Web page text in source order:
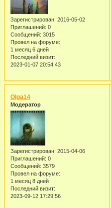
Зарегистрирован: 2016-05-02
Приглашений: 0
Сообщений: 3015
Провел на форуме:
1 месяц 6 дней
Последний визит:
2023-01-07 20:54:43
Olga14
Модератор
Зарегистрирован: 2015-04-06
Приглашений: 0
Сообщений: 3579
Провел на форуме:
1 месяц 8 дней
Последний визит:
2023-09-12 17:29:56